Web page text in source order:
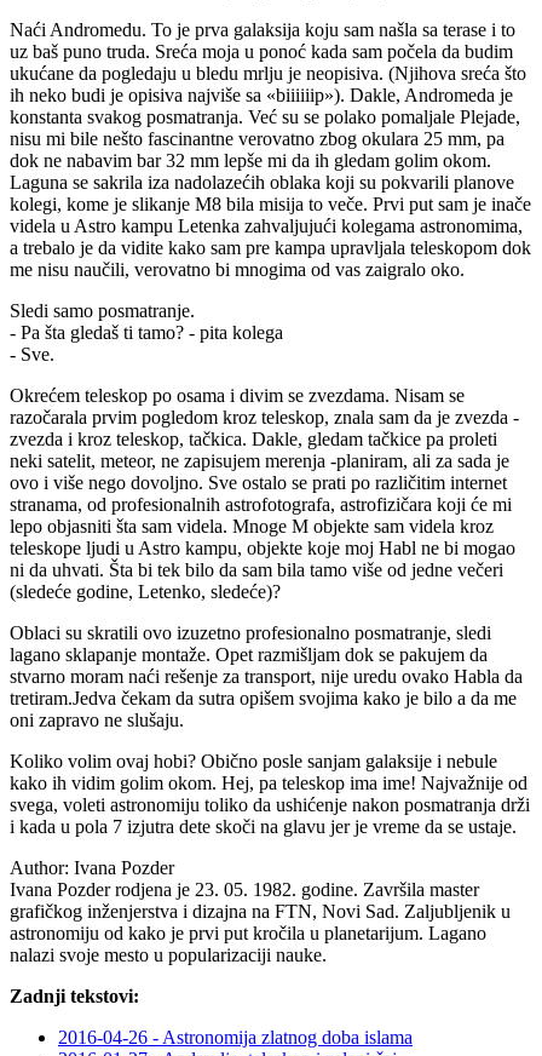
Naći Andromedu. To je prva galaksija koju sam našla sa terase i to
uz baš puno truda. Sreća moja u ponoć kada sam počela da budim
ukućane da pogledaju u bledu mrlju je neopisiva. (Njihova sreća što
ih neko budi je opisiva najviše sa «biiiiiip»). Dakle, Andromeda je
konstanta svakog posmatranja. Već su se polako pomaljale Plejade,
nisu mi bile nešto fascinantne verovatno zbog okulara 25 mm, pa
dok ne nabavim bar 32 mm lepše mi da ih gledam golim okom.
Laguna se sakrila iza nadolazećih oblaka koji su pokvarili planove
kolegi, kome je slikanje M8 bila misija to veče. Prvi put sam je inače
videla u Astro kampu Letenka zahvaljujući kolegama astronomima,
a trebalo je da vidite kako sam pre kampa upravljala teleskopom dok
me nisu naučili, verovatno bi mnogima od vas zaigralo oko.
Sledi samo posmatranje.
- Pa šta gledaš ti tamo? - pita kolega
- Sve.
Okrećem teleskop po osama i divim se zvezdama. Nisam se
razočarala prvim pogledom kroz teleskop, znala sam da je zvezda -
zvezda i kroz teleskop, tačkica. Dakle, gledam tačkice pa proleti
neki satelit, meteor, ne zapisujem merenja -planiram, ali za sada je
ovo i više nego dovoljno. Sve ostalo se prati po različitim internet
stranama, od profesionalnih astrofotografa, astrofizičara koji će mi
lepo objasniti šta sam videla. Mnoge M objekte sam videla kroz
teleskope ljudi u Astro kampu, objekte koje moj Habl ne bi mogao
ni da uhvati. Šta bi tek bilo da sam bila tamo više od jedne večeri
(sledeće godine, Letenko, sledeće)?
Oblaci su skratili ovo izuzetno profesionalno posmatranje, sledi
lagano sklapanje montaže. Opet razmišljam dok se pakujem da
stvarno moram naći rešenje za transport, nije uredu ovako Habla da
tretiram.Jedva čekam da sutra opišem svojima kako je bilo a da me
oni zapravo ne slušaju.
Koliko volim ovaj hobi? Obično posle sanjam galaksije i nebule
kako ih vidim golim okom. Hej, pa teleskop ima ime! Najvažnije od
svega, voleti astronomiju toliko da ushićenje nakon posmatranja drži
i kada u pola 7 izjutra dete skoči na glavu jer je vreme da se ustaje.
Author: Ivana Pozder
Ivana Pozder rodjena je 23. 05. 1982. godine. Završila master
grafičkog inženjerstva i dizajna na FTN, Novi Sad. Zaljubljenik u
astronomiju od kako je prvi put kročila u planetarijum. Lagano
nalazi svoje mesto u popularizaciji nauke.
Zadnji tekstovi:
2016-04-26 - Astronomija zlatnog doba islama